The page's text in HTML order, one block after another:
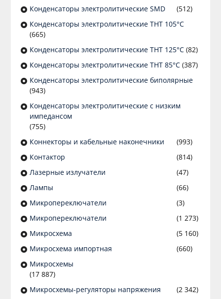
Конденсаторы электролитические SMD
(512)
Конденсаторы электролитические THT 105°C
(665)
Конденсаторы электролитические THT 125°C(82)
Конденсаторы электролитические THT 85°C(387)
Конденсаторы электролитические биполярные
(943)
Конденсаторы электролитические с низким
импедансом
(755)
Коннекторы и кабельные наконечники
(993)
Контактор
(814)
Лазерные излучатели
(47)
Лампы
(66)
Микропереключатели
(3)
Микропереключатели
(1 273)
Микросхема
(5 160)
Микросхема импортная
(660)
Микросхемы
(17 887)
Микросхемы-регуляторы напряжения
(2 342)